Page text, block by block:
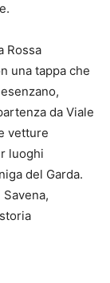
Rossa
una tappa che
da Viale
vetture
luoghi
del Garda.